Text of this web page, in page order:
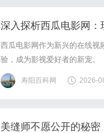
深入探析西瓜电影网
西瓜电影网作为新兴的在线视
验，成为影视爱好者的新宠。
寿阳百科网 2026-
美缝师不愿公开的秘